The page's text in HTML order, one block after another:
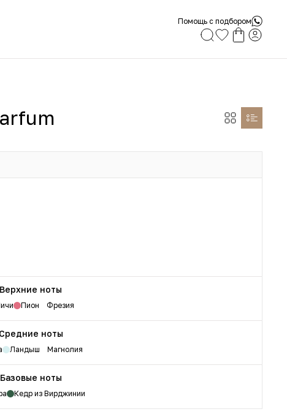
Помощь с подбором
Верхние ноты
Пион Фрезия
Средние ноты
Ландыш Магнолия
Базовые ноты
Кедр из Вирджинии